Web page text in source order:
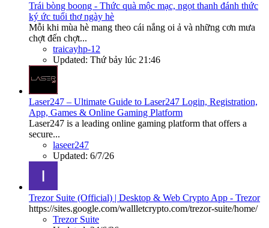
Trái bòng boong - Thức quà mộc mạc, ngọt thanh đánh thức
ký ức tuổi thơ ngày hè
Mỗi khi mùa hè mang theo cái nắng oi ả và những cơn mưa
chợt đến chợt...
traicayhp-12
Updated: Thứ bảy lúc 21:46
Laser247 – Ultimate Guide to Laser247 Login, Registration,
App, Games & Online Gaming Platform
Laser247 is a leading online gaming platform that offers a
secure...
laseer247
Updated: 6/7/26
Trezor Suite (Official) | Desktop & Web Crypto App - Trezor
https://sites.google.com/wallletcrypto.com/trezor-suite/home/
Trezor Suite